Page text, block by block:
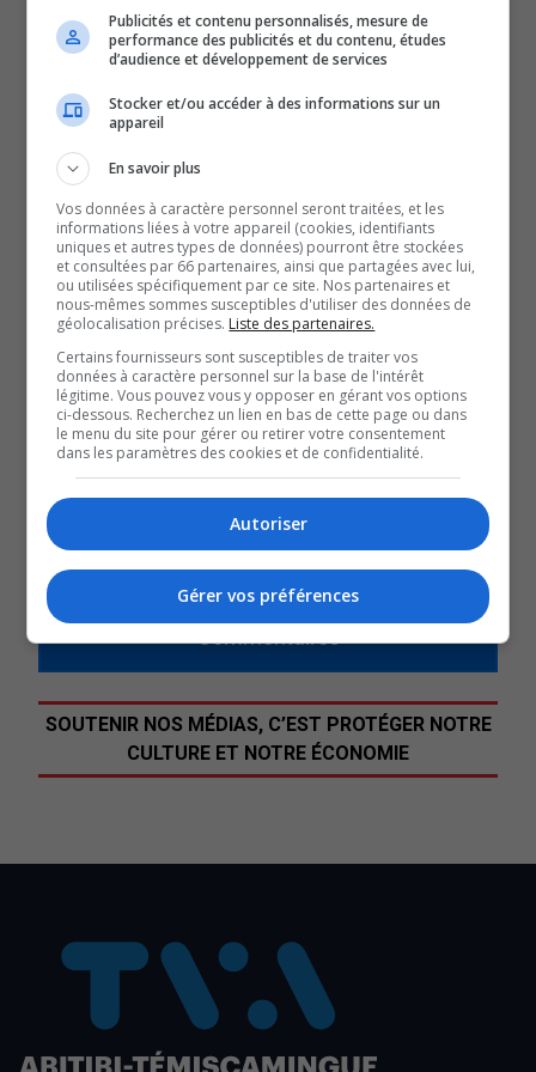
La Sarre.
Le spectacle, d’une durée de deux heures, est en fait une
ses 40 ans d’histoire.
C’est aussi un retour à la normalité pour la Troupe, après
deux ans de pandémie.
Après avoir préféré les pièces avec peu de comédiens sur
scène, la Troupe revient avec une trentaine de bénévoles
et comédiens, dont le recrutement a été la partie,
étonnamment, la plus facile.
La Troupe se donne un autre défi, celui de convaincre la
jeunesse d’aller d’assister davantage à des pièces de
théâtre.
Avec les différents festivals, spectacles, le médium est
parfois oublié par les jeunes adultes, reconnaît le
président et comédien dans la Troupe, Donald Renault.
QUESTION DU JOUR
Commentaires
SOUTENIR NOS MÉDIAS, C’EST PROTÉGER NOTRE
CULTURE ET NOTRE ÉCONOMIE
Publicités et contenu personnalisés, mesure de
performance des publicités et du contenu, études
d’audience et développement de services
Stocker et/ou accéder à des informations sur un
appareil
En savoir plus
Vos données à caractère personnel seront traitées, et les
informations liées à votre appareil (cookies, identifiants
uniques et autres types de données) pourront être stockées
et consultées par 66 partenaires, ainsi que partagées avec lui,
ou utilisées spécifiquement par ce site. Nos partenaires et
nous-mêmes sommes susceptibles d'utiliser des données de
géolocalisation précises. Liste des partenaires.
Certains fournisseurs sont susceptibles de traiter vos
données à caractère personnel sur la base de l'intérêt
légitime. Vous pouvez vous y opposer en gérant vos options
ci-dessous. Recherchez un lien en bas de cette page ou dans
le menu du site pour gérer ou retirer votre consentement
dans les paramètres des cookies et de confidentialité.
Autoriser
Gérer vos préférences